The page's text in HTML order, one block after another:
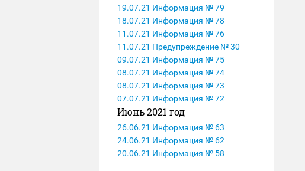
19.07.21 Информация № 79
18.07.21 Информация № 78
11.07.21 Информация № 76
11.07.21 Предупреждение № 30
09.07.21 Информация № 75
08.07.21 Информация № 74
08.07.21 Информация № 73
07.07.21 Информация № 72
Июнь 2021 год
26.06.21 Информация № 63
24.06.21 Информация № 62
20.06.21 Информация № 58